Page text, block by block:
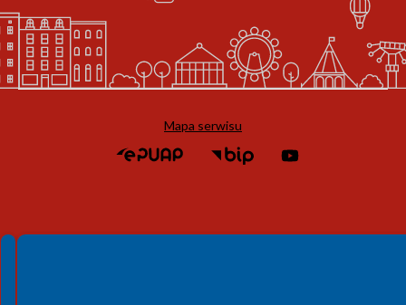
Mapa serwisu
Spełniamy standardy WCAG 2.2
Spełniamy standardy W3C